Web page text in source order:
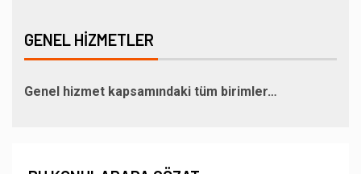
GENEL HIZMETLER
Genel hizmet kapsamındaki tüm birimler…